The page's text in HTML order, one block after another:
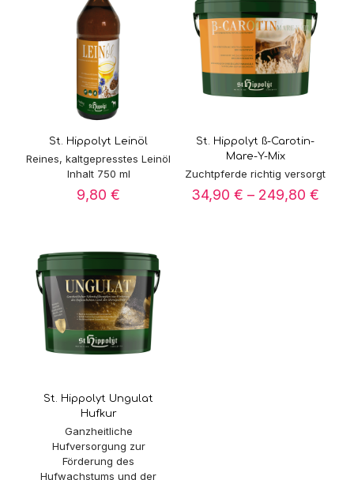
St. Hippolyt Leinöl
Reines, kaltgepresstes Leinöl
Inhalt 750 ml
9,80€
St. Hippolyt ß-Carotin-
Mare-Y-Mix
Zuchtpferde richtig versorgt
34,90€ – 249,80€
St. Hippolyt Ungulat
Hufkur
Ganzheitliche
Hufversorgung zur
Förderung des
Hufwachstums und der